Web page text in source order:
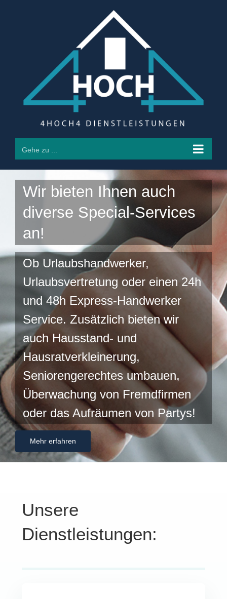
Gehe zu ...
Wir bieten Ihnen auch
diverse Special-Services
an!
Ob Urlaubshandwerker,
Urlaubsvertretung oder einen 24h
und 48h Express-Handwerker
Service. Zusätzlich bieten wir
auch Hausstand- und
Hausratverkleinerung,
Seniorengerechtes umbauen,
Überwachung von Fremdfirmen
oder das Aufräumen von Partys!
Mehr erfahren
Unsere
Dienstleistungen: